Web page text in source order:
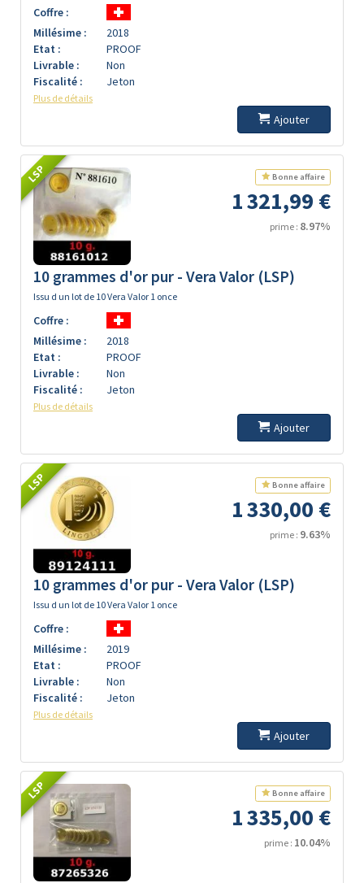
Coffre :
Millésime :
2018
Etat :
PROOF
Livrable :
Non
Fiscalité :
Jeton
Plus de détails
Ajouter
LSP Bonne affaire
1 321,99 €
prime : 8.97%
10 grammes d'or pur - Vera Valor (LSP)
Issu d un lot de 10 Vera Valor 1 once
Coffre :
Millésime :
2018
Etat :
PROOF
Livrable :
Non
Fiscalité :
Jeton
Plus de détails
Ajouter
LSP Bonne affaire
1 330,00 €
prime : 9.63%
10 grammes d'or pur - Vera Valor (LSP)
Issu d un lot de 10 Vera Valor 1 once
Coffre :
Millésime :
2019
Etat :
PROOF
Livrable :
Non
Fiscalité :
Jeton
Plus de détails
Ajouter
LSP Bonne affaire
1 335,00 €
prime : 10.04%